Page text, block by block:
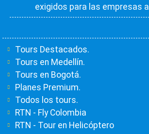
exigidos para las empresas
Tours Destacados.
Tours en Medellín.
Tours en Bogotá.
Planes Premium.
Todos los tours.
RTN - Fly Colombia
RTN - Tour en Helicóptero